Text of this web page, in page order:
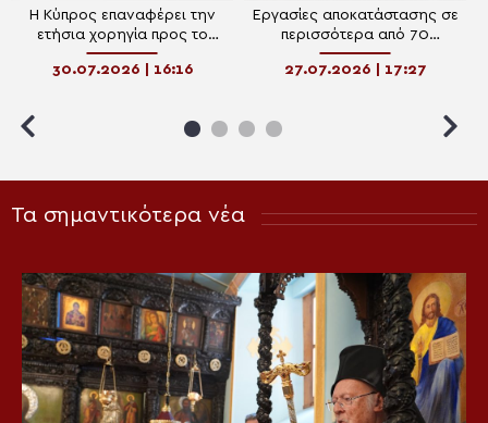
Η Κύπρος επαναφέρει την
ετήσια χορηγία προς το
Πατριαρχείο Αλεξανδρείας
30.07.2026 | 16:16
Εργασίες αποκατάστασης σε
περισσότερα από 70
κοιμητήρια στην Κύπρο
27.07.2026 | 17:27
Τα σημαντικότερα νέα